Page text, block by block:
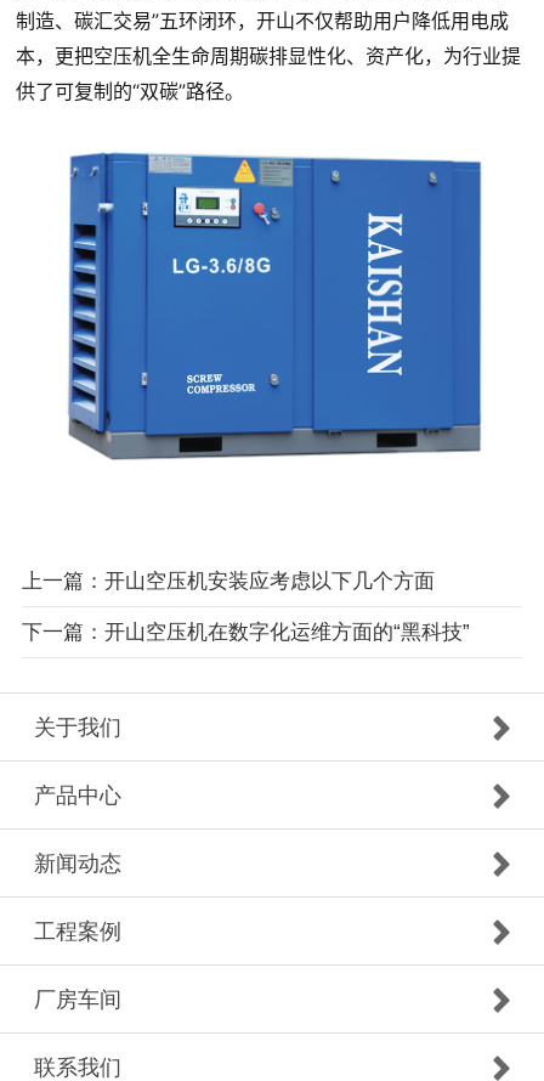
制造、碳汇交易”五环闭环，开山不仅帮助用户降低用电成
本，更把空压机全生命周期碳排显性化、资产化，为行业提
供了可复制的“双碳”路径。
上一篇：开山空压机安装应考虑以下几个方面
下一篇：开山空压机在数字化运维方面的“黑科技”
关于我们
产品中心
新闻动态
工程案例
厂房车间
联系我们